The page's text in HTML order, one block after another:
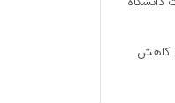
کاهش